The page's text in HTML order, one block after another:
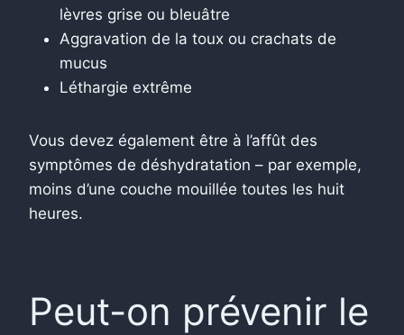
lèvres grise ou bleuâtre
Aggravation de la toux ou crachats de
mucus
Léthargie extrême
Vous devez également être à l’affût des
symptômes de déshydratation – par exemple,
moins d’une couche mouillée toutes les huit
heures.
Peut-on prévenir le